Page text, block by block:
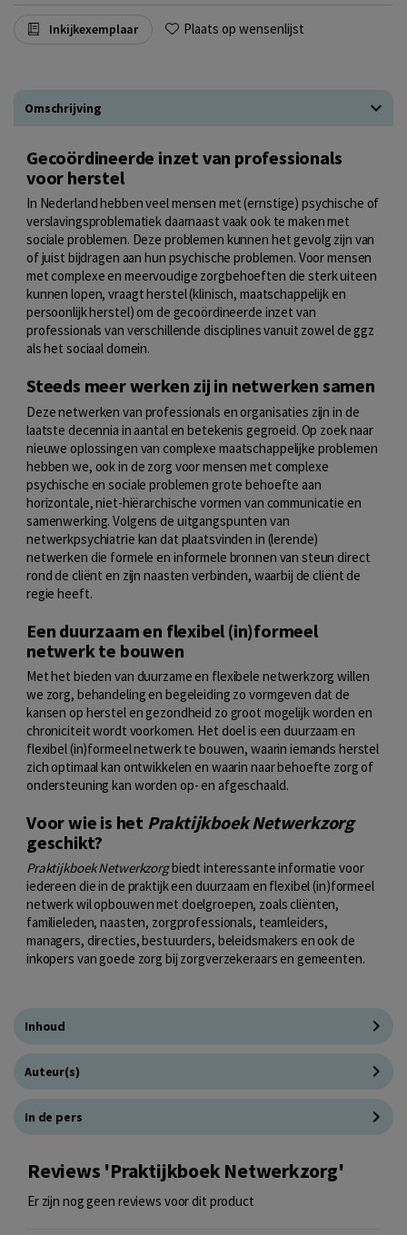
Inkijkexemplaar Plaats op wensenlijst
Omschrijving
Gecoördineerde inzet van professionals
voor herstel
In Nederland hebben veel mensen met (ernstige) psychische of
verslavingsproblematiek daarnaast vaak ook te maken met
sociale problemen. Deze problemen kunnen het gevolg zijn van
of juist bijdragen aan hun psychische problemen. Voor mensen
met complexe en meervoudige zorgbehoeften die sterk uiteen
kunnen lopen, vraagt herstel (klinisch, maatschappelijk en
persoonlijk herstel) om de gecoördineerde inzet van
professionals van verschillende disciplines vanuit zowel de ggz
als het sociaal domein.
Steeds meer werken zij in netwerken samen
Deze netwerken van professionals en organisaties zijn in de
laatste decennia in aantal en betekenis gegroeid. Op zoek naar
nieuwe oplossingen van complexe maatschappelijke problemen
hebben we, ook in de zorg voor mensen met complexe
psychische en sociale problemen grote behoefte aan
horizontale, niet-hiërarchische vormen van communicatie en
samenwerking. Volgens de uitgangspunten van
netwerkpsychiatrie kan dat plaatsvinden in (lerende)
netwerken die formele en informele bronnen van steun direct
rond de cliënt en zijn naasten verbinden, waarbij de cliënt de
regie heeft.
Een duurzaam en flexibel (in)formeel
netwerk te bouwen
Met het bieden van duurzame en flexibele netwerkzorg willen
we zorg, behandeling en begeleiding zo vormgeven dat de
kansen op herstel en gezondheid zo groot mogelijk worden en
chroniciteit wordt voorkomen. Het doel is een duurzaam en
flexibel (in)formeel netwerk te bouwen, waarin iemands herstel
zich optimaal kan ontwikkelen en waarin naar behoefte zorg of
ondersteuning kan worden op- en afgeschaald.
Voor wie is het Praktijkboek Netwerkzorg
geschikt?
Praktijkboek Netwerkzorgbiedt interessante informatie voor
iedereen die in de praktijk een duurzaam en flexibel (in)formeel
netwerk wil opbouwen met doelgroepen, zoals cliënten,
familieleden, naasten, zorgprofessionals, teamleiders,
managers, directies, bestuurders, beleidsmakers en ook de
inkopers van goede zorg bij zorgverzekeraars en gemeenten.
Inhoud
Auteur(s)
In de pers
Reviews 'Praktijkboek Netwerkzorg'
Er zijn nog geen reviews voor dit product